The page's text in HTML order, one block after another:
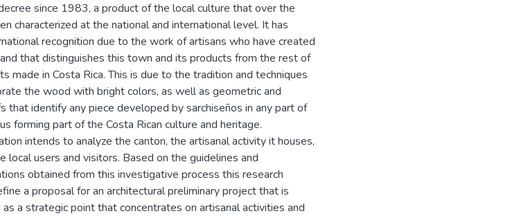
since 1983, a product of the local culture that over the
characterized at the national and international level. It has
recognition due to the work of artisans who have created
that distinguishes this town and its products from the rest of
made in Costa Rica. This is due to the tradition and techniques
the wood with bright colors, as well as geometric and
that identify any piece developed by sarchiseños in any part of
forming part of the Costa Rican culture and heritage.
intends to analyze the canton, the artisanal activity it houses,
local users and visitors. Based on the guidelines and
obtained from this investigative process this research
a proposal for an architectural preliminary project that is
a strategic point that concentrates on artisanal activities and